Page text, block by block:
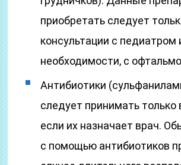
приобретать следует
консультации с педиатром
необходимости, с
Антибиотики
следует принимать только
если их назначает врач.
с помощью антибиотиков